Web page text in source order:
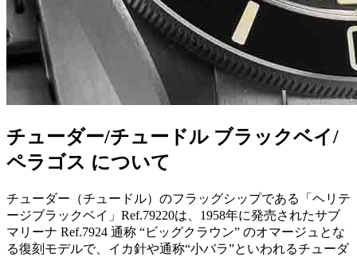
チューダー/チュードル ブラックベイ/
ペラゴス について
チューダー（チュードル）のフラッグシップである「ヘリテ
ージブラックベイ」Ref.79220は、1958年に発売されたサブ
マリーナ Ref.7924 通称 “ビッグクラウン” のオマージュとな
る復刻モデルで、イカ針や通称“小バラ”といわれるチューダ